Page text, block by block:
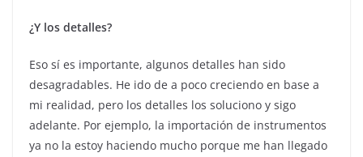
¿Y los detalles?
Eso sí es importante, algunos detalles han sido
desagradables. He ido de a poco creciendo en base a
mi realidad, pero los detalles los soluciono y sigo
adelante. Por ejemplo, la importación de instrumentos
ya no la estoy haciendo mucho porque me han llegado